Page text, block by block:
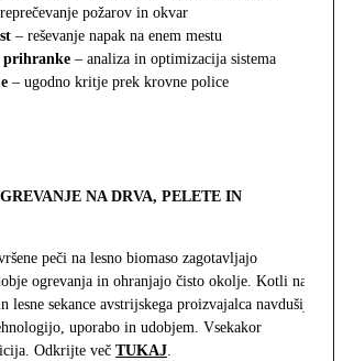
požarov in okvar
– reševanje napak na enem mestu
prihranke – analiza in optimizacija sistema
– ugodno kritje prek krovne police
NA DRVA, PELETE IN
peči na lesno biomaso zagotavljajo
ogrevanja in ohranjajo čisto okolje. Kotli na
lesne sekance avstrijskega proizvajalca navdušijo
uporabo in udobjem. Vsekakor
Odkrijte več TUKAJ.